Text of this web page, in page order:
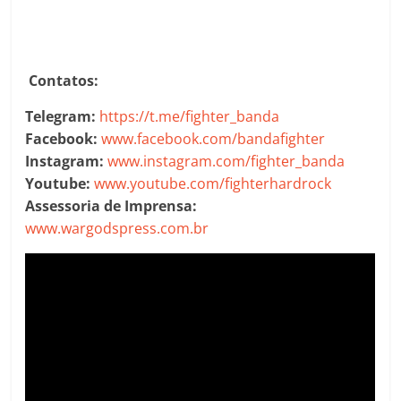
Contatos:
Telegram: https://t.me/fighter_banda
Facebook:www.facebook.com/bandafighter
Instagram:www.instagram.com/fighter_banda
Youtube: www.youtube.com/fighterhardrock
Assessoria de Imprensa:
www.wargodspress.com.br